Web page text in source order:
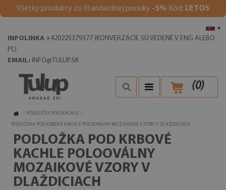
Všetky produkty zo štandardnej ponuky -5% Kód: LETO5
▾
INFOLINKA +420225379377 (KONVERZÁCIE SÚ VEDENÉ V ENG ALEBO
PL)
EMAIL: INFO@TULUP.SK
(0)
/ PODLOŽKY POD KACHLE /
PODLOŽKA POD KRBOVÉ KACHLE POLOOVÁLNY MOZAIKOVÉ VZORY V DLAŽDICIACH
PODLOŽKA POD KRBOVÉ
KACHLE POLOOVÁLNY
MOZAIKOVÉ VZORY V
DLAŽDICIACH